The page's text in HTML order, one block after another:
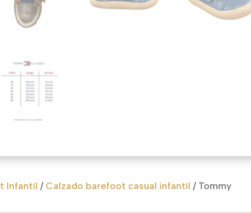
Infantil / Calzado barefoot casual infantil / Tommy